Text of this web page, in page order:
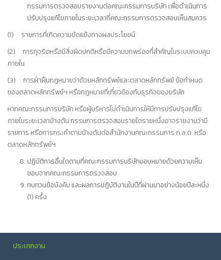
กรรมการตรวจสอบรายงานต่อคณะกรรมการบริษัท เพื่อดำเนินการ
ปรับปรุงแก้ไขภายในระยะเวลาที่คณะกรรมการตรวจสอบเห็นสมควร
(1) รายการที่เกิดความขัดแย้งทางผลประโยชน์
(2) การทุจริตหรือมีสิ่งผิดปกติหรือมีความบกพร่องที่สำคัญในระบบควบคุม
ภายใน
(3) การฝ่าฝืนกฎหมายว่าด้วยหลักทรัพย์และตลาดหลักทรัพย์ ข้อกำหนด
ของตลาดหลักทรัพย์ฯ หรือกฎหมายที่เกี่ยวข้องกับธุรกิจของบริษัท
หากคณะกรรมการบริษัท หรือผู้บริหารไม่ดำเนินการให้มีการปรับปรุงแก้ไข
ภายในระยะเวลาข้างต้น กรรมการตรวจสอบรายใดรายหนึ่งอาจรายงานว่ามี
รายการ หรือการกระทำตามข้างต้นต่อสำนักงานคณะกรรมการ ก.ล.ต. หรือ
ตลาดหลักทรัพย์ฯ
ปฏิบัติการอื่นใดตามที่คณะกรรมการบริษัทมอบหมายด้วยความเห็น
ชอบจากคณะกรรมการตรวจสอบ
ทบทวนข้อบังคับ และผลการปฏิบัติงานในปีที่ผ่านมาอย่างน้อยปีละหนึ่ง
(1) ครั้ง
ประเภทงาน